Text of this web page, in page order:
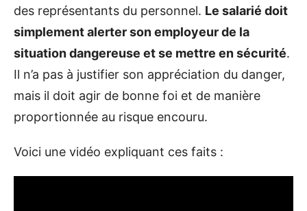
des représentants du personnel. Le salarié doit
simplement alerter son employeur de la
situation dangereuse et se mettre en sécurité.
Il n’a pas à justifier son appréciation du danger,
mais il doit agir de bonne foi et de manière
proportionnée au risque encouru.
Voici une vidéo expliquant ces faits :